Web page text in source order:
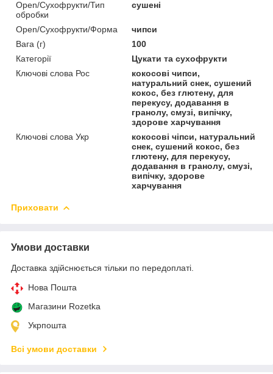
Open/Сухофрукти/Тип
обробки
сушені
Open/Сухофрукти/Форма
чипси
Вага (г)
100
Категорії
Цукати та сухофрукти
Ключові слова Рос
кокосові чипси,
натуральний снек, сушений
кокос, без глютену, для
перекусу, додавання в
гранолу, смузі, випічку,
здорове харчування
Ключові слова Укр
кокосові чіпси, натуральний
снек, сушений кокос, без
глютену, для перекусу,
додавання в гранолу, смузі,
випічку, здорове
харчування
Приховати
Умови доставки
Доставка здійснюється тільки по передоплаті.
Нова Пошта
Магазини Rozetka
Укрпошта
Всі умови доставки